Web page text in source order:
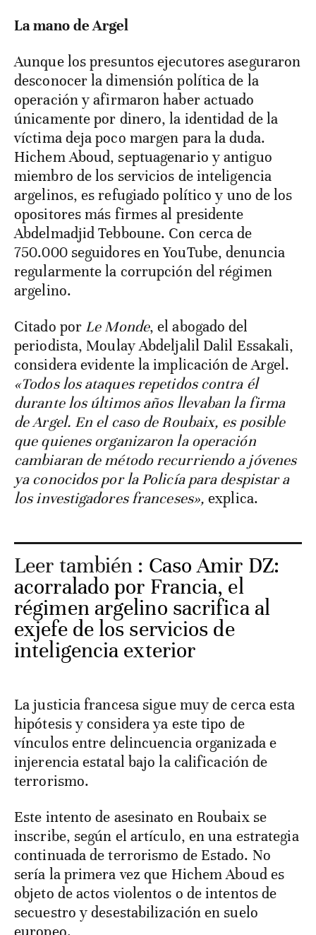
La mano de Argel
Aunque los presuntos ejecutores aseguraron
desconocer la dimensión política de la
operación y afirmaron haber actuado
únicamente por dinero, la identidad de la
víctima deja poco margen para la duda.
Hichem Aboud, septuagenario y antiguo
miembro de los servicios de inteligencia
argelinos, es refugiado político y uno de los
opositores más firmes al presidente
Abdelmadjid Tebboune. Con cerca de
750.000 seguidores en YouTube, denuncia
regularmente la corrupción del régimen
argelino.
Citado por Le Monde, el abogado del
periodista, Moulay Abdeljalil Dalil Essakali,
considera evidente la implicación de Argel.
«Todos los ataques repetidos contra él
durante los últimos años llevaban la firma
de Argel. En el caso de Roubaix, es posible
que quienes organizaron la operación
cambiaran de método recurriendo a jóvenes
ya conocidos por la Policía para despistar a
los investigadores franceses», explica.
Leer también : Caso Amir DZ:
acorralado por Francia, el
régimen argelino sacrifica al
exjefe de los servicios de
inteligencia exterior
La justicia francesa sigue muy de cerca esta
hipótesis y considera ya este tipo de
vínculos entre delincuencia organizada e
injerencia estatal bajo la calificación de
terrorismo.
Este intento de asesinato en Roubaix se
inscribe, según el artículo, en una estrategia
continuada de terrorismo de Estado. No
sería la primera vez que Hichem Aboud es
objeto de actos violentos o de intentos de
secuestro y desestabilización en suelo